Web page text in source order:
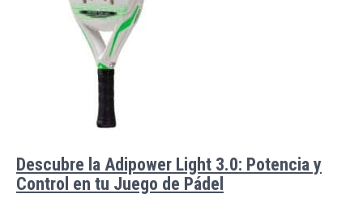
Descubre la Adipower Light 3.0: Potencia y
Control en tu Juego de Pádel